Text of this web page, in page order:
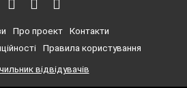
Про проект
Контакти
Правила користування